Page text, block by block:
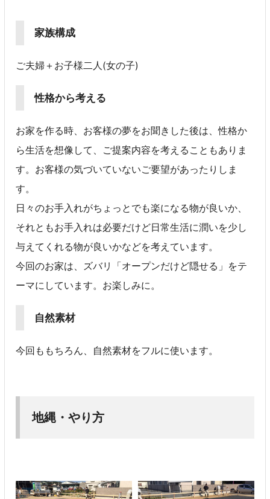
家族構成
ご夫婦＋お子様二人(女の子)
性格から考える
お家を作る時、お客様の夢をお聞きした後は、性格か
ら生活を想像して、ご提案内容を考えることもありま
す。お客様の気づいていないご要望があったりしま
す。
日々のお手入れがちょっとでも楽になる物が良いか、
それともお手入れは必要だけど日常生活に潤いを少し
与えてくれる物が良いかなどを考えています。
今回のお家は、ズバリ「オープンだけど隠せる」をテ
ーマにしています。お楽しみに。
自然素材
今回ももちろん、自然素材をフルに使います。
地縄・やり方